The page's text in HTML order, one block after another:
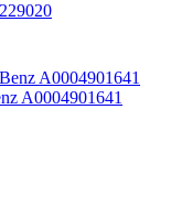
A0004901641